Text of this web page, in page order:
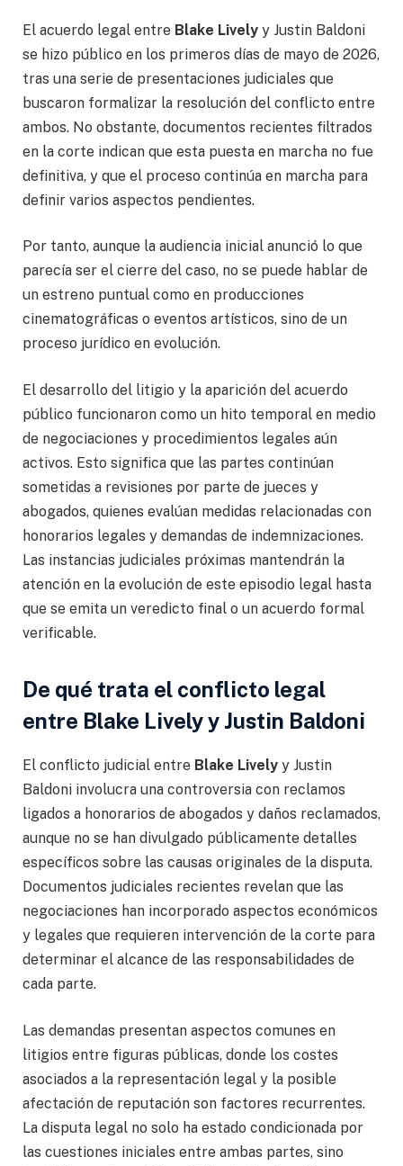
El acuerdo legal entre Blake Lively y Justin Baldoni
se hizo público en los primeros días de mayo de 2026,
tras una serie de presentaciones judiciales que
buscaron formalizar la resolución del conflicto entre
ambos. No obstante, documentos recientes filtrados
en la corte indican que esta puesta en marcha no fue
definitiva, y que el proceso continúa en marcha para
definir varios aspectos pendientes.
Por tanto, aunque la audiencia inicial anunció lo que
parecía ser el cierre del caso, no se puede hablar de
un estreno puntual como en producciones
cinematográficas o eventos artísticos, sino de un
proceso jurídico en evolución.
El desarrollo del litigio y la aparición del acuerdo
público funcionaron como un hito temporal en medio
de negociaciones y procedimientos legales aún
activos. Esto significa que las partes continúan
sometidas a revisiones por parte de jueces y
abogados, quienes evalúan medidas relacionadas con
honorarios legales y demandas de indemnizaciones.
Las instancias judiciales próximas mantendrán la
atención en la evolución de este episodio legal hasta
que se emita un veredicto final o un acuerdo formal
verificable.
De qué trata el conflicto legal
entre Blake Lively y Justin Baldoni
El conflicto judicial entre Blake Lively y Justin
Baldoni involucra una controversia con reclamos
ligados a honorarios de abogados y daños reclamados,
aunque no se han divulgado públicamente detalles
específicos sobre las causas originales de la disputa.
Documentos judiciales recientes revelan que las
negociaciones han incorporado aspectos económicos
y legales que requieren intervención de la corte para
determinar el alcance de las responsabilidades de
cada parte.
Las demandas presentan aspectos comunes en
litigios entre figuras públicas, donde los costes
asociados a la representación legal y la posible
afectación de reputación son factores recurrentes.
La disputa legal no solo ha estado condicionada por
las cuestiones iniciales entre ambas partes, sino